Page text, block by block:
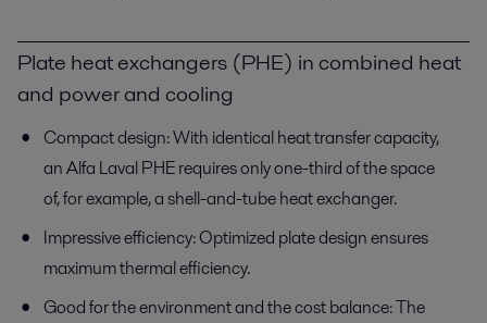
Plate heat exchangers (PHE) in combined heat
and power and cooling
Compact design: With identical heat transfer capacity,
an Alfa Laval PHE requires only one-third of the space
of, for example, a shell-and-tube heat exchanger.
Impressive efficiency: Optimized plate design ensures
maximum thermal efficiency.
Good for the environment and the cost balance: The